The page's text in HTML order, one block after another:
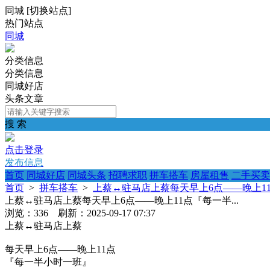
同城 [切换站点]
热门站点
同城
分类信息
分类信息
同城好店
头条文章
搜 索
点击登录
发布信息
首页 同城好店 同城头条 招聘求职 拼车搭车 房屋租售 二手买卖
首页 > 拼车搭车 >
上蔡↔️驻马店上蔡每天早上6点——晚上
上蔡↔️驻马店上蔡每天早上6点——晚上11点『每一半...
浏览：336 刷新：2025-09-17 07:37
上蔡↔️驻马店上蔡
每天早上6点——晚上11点
『每一半小时一班』